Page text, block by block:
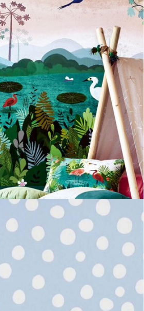
Amazon wall mural